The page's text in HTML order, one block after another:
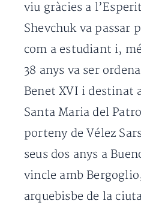
viu gràcies a
Shevchuk va passar
com a estudiant i,
38 anys va ser
Benet XVI i destinat
Santa Maria del
porteny de Vélez
seus dos anys a
vincle amb
arquebisbe de la